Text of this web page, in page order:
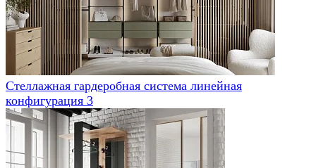
Стеллажная гардеробная система линейная
конфигурация 3